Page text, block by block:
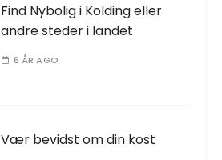
Find Nybolig i Kolding eller
andre steder i landet
6 ÅR AGO
Vær bevidst om din kost